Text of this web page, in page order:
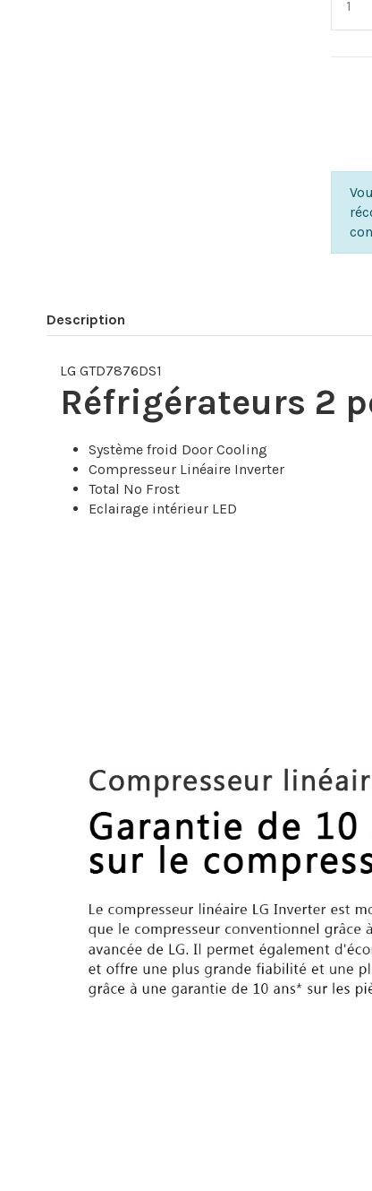
Description
LG GTD7876DS1
Réfrigérateurs 2
Système froid Door Cooling
Compresseur Linéaire Inverter
Total No Frost
Eclairage intérieur LED